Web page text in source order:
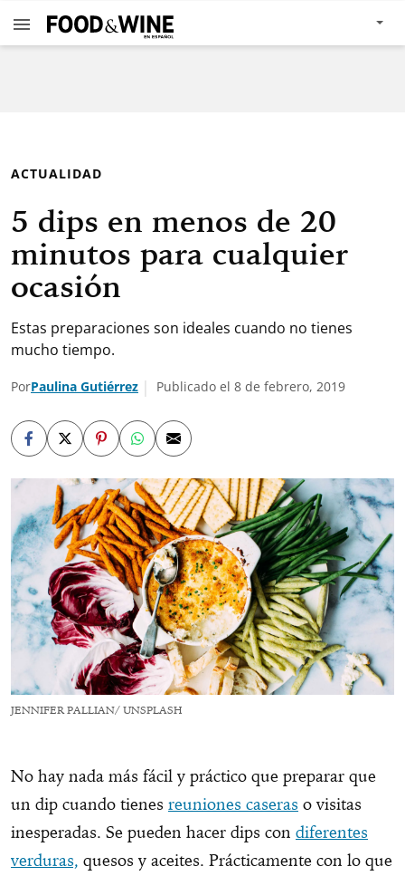
ACTUALIDAD
5 dips en menos de 20
minutos para cualquier
ocasión
Estas preparaciones son ideales cuando no tienes
mucho tiempo.
PorPaulina Gutiérrez Publicado el 8 de febrero, 2019
JENNIFER PALLIAN/ UNSPLASH
No hay nada más fácil y práctico que preparar que
un dip cuando tienes reuniones caseras o visitas
inesperadas. Se pueden hacer dips con diferentes
verduras, quesos y aceites. Prácticamente con lo que